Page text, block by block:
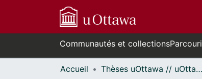
Communautés et collections
Accueil Thèses uOttawa // uOttawa Theses